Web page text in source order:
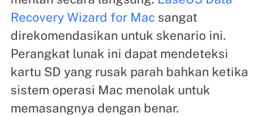
Recovery Wizard for Macsangat
direkomendasikan untuk skenario ini.
Perangkat lunak ini dapat mendeteksi
kartu SD yang rusak parah bahkan ketika
sistem operasi Mac menolak untuk
memasangnya dengan benar.